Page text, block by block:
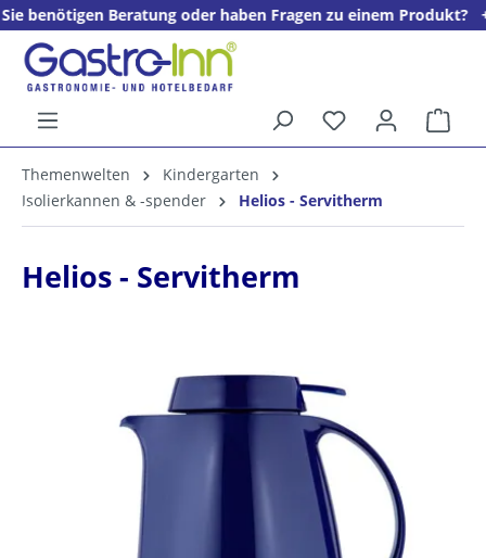
springen
Beratung oder haben Fragen zu einem Produkt? + + +
Willkommens­rabatt**
für neue Kunden
Themenwelten
Kindergarten
Isolierkannen & -spender
Helios - Servitherm
Helios - Servitherm